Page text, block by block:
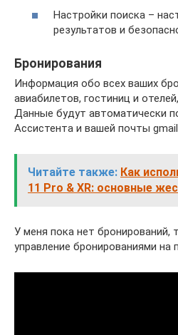
Настройки поиска –
результатов и
Бронирования
Информация обо всех ваших
авиабилетов, гостиниц и
Данные будут автоматически
Ассистента и вашей почты
Читайте также: Как
11 Pro & XR: основные
У меня пока нет бронирований,
управление бронированиями на